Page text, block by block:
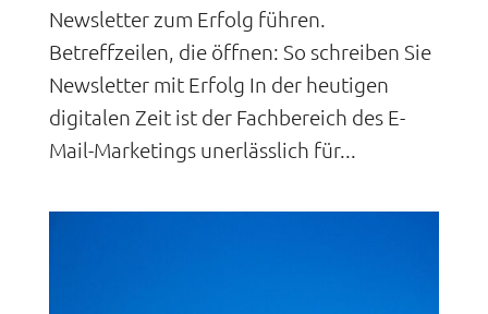
Newsletter zum Erfolg führen.
Betreffzeilen, die öffnen: So schreiben Sie
Newsletter mit Erfolg In der heutigen
digitalen Zeit ist der Fachbereich des E-
Mail-Marketings unerlässlich für...